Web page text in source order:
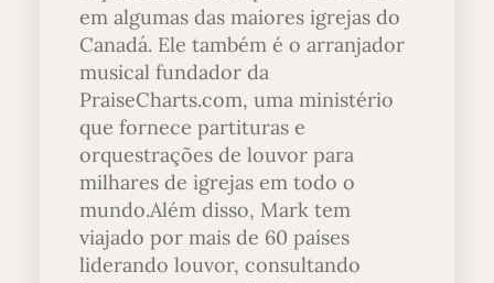
em algumas das maiores igrejas do
Canadá. Ele também é o arranjador
musical fundador da
PraiseCharts.com, uma ministério
que fornece partituras e
orquestrações de louvor para
milhares de igrejas em todo o
mundo.Além disso, Mark tem
viajado por mais de 60 países
liderando louvor, consultando